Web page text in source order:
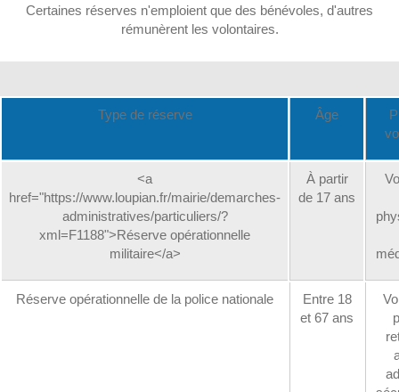
Certaines réserves n'emploient que des bénévoles, d'autres
rémunèrent les volontaires.
Type de réserve Âge
<a
href="https://www.loupian.fr/mairie/demarches-
administratives/particuliers/?
xml=F1188">Réserve opérationnelle
militaire</a>
À partir
de 17 ans
Réserve opérationnelle de la police nationale
Entre 18
et 67 ans